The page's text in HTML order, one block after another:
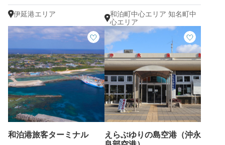
伊延港エリア
和泊町中心エリア 知名町中
心エリア
和泊港旅客ターミナル
えらぶゆりの島空港（沖永